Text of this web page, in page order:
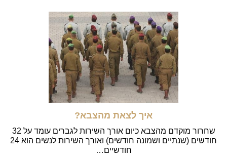
איך לצאת מהצבא?
שחרור מוקדם מהצבא כיום אורך השירות לגברים עומד על 32
חודשים (שנתיים ושמונה חודשים) ואורך השירות לנשים הוא 24
חודשיים…